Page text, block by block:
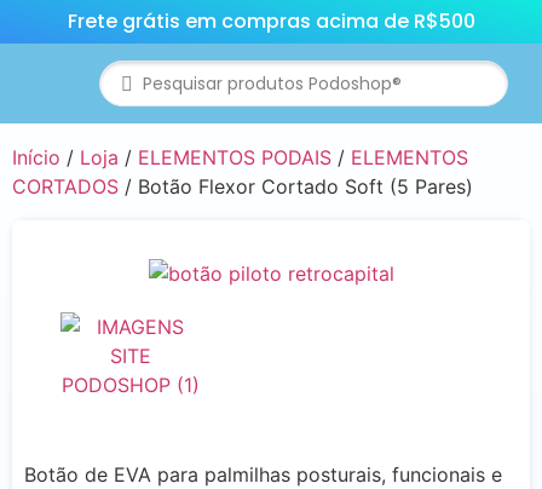
Frete grátis em compras acima de R$500
Início / Loja / ELEMENTOS PODAIS / ELEMENTOS
CORTADOS / Botão Flexor Cortado Soft (5 Pares)
Botão de EVA para palmilhas posturais, funcionais e